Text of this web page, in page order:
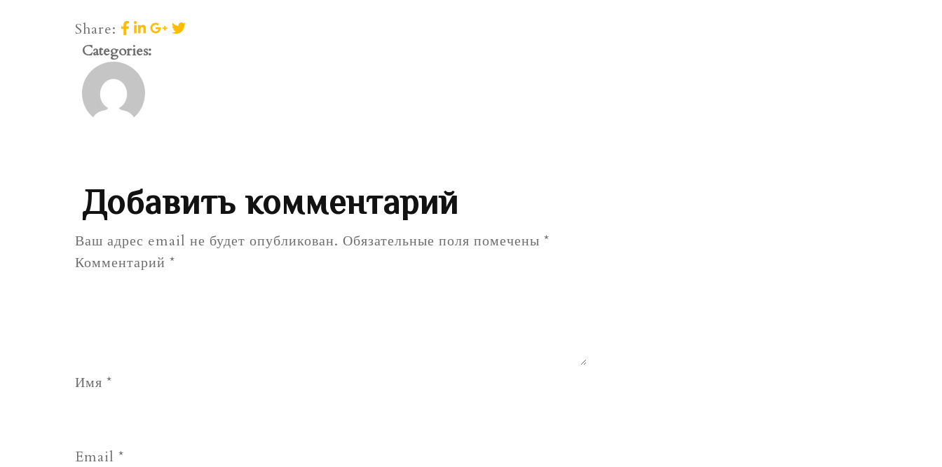
Share:
Categories:
Добавить комментарий
Ваш адрес email не будет опубликован. Обязательные поля помечены *
Комментарий *
Имя *
Email *